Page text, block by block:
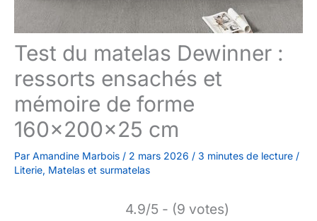
Test du matelas Dewinner :
ressorts ensachés et
mémoire de forme
160x200x25 cm
Par Amandine Marbois / 2 mars 2026 / 3 minutes de lecture /
Literie, Matelas et surmatelas
4.9/5 - (9 votes)